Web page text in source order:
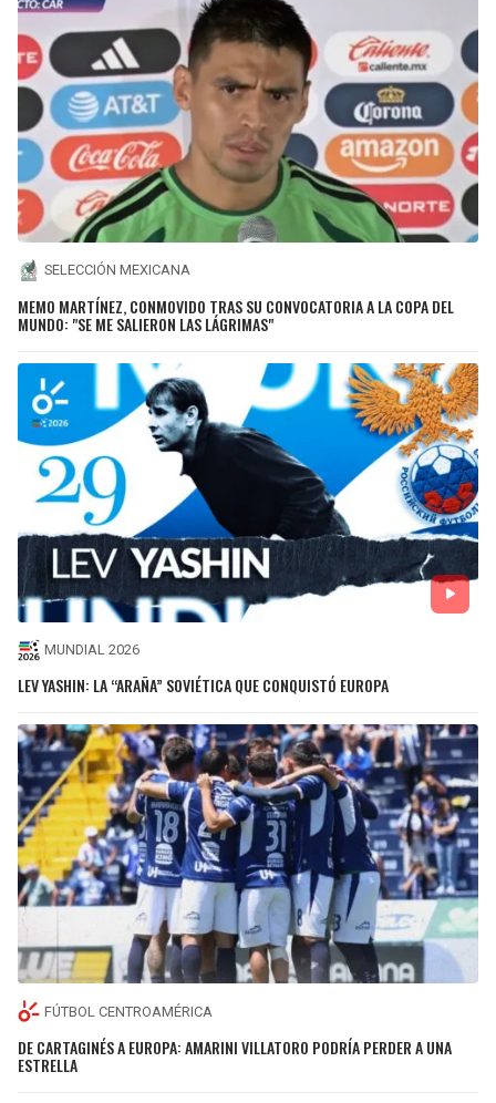
SELECCIÓN MEXICANA
MEMO MARTÍNEZ, CONMOVIDO TRAS SU CONVOCATORIA A LA COPA DEL
MUNDO: "SE ME SALIERON LAS LÁGRIMAS"
MUNDIAL 2026
LEV YASHIN: LA “ARAÑA” SOVIÉTICA QUE CONQUISTÓ EUROPA
FÚTBOL CENTROAMÉRICA
DE CARTAGINÉS A EUROPA: AMARINI VILLATORO PODRÍA PERDER A UNA
ESTRELLA